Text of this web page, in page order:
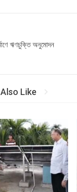
ঋণচুক্তি অনুমোদন
Like